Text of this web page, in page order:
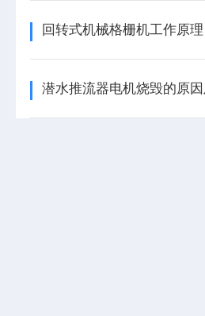
回转式机械格栅机工作原理